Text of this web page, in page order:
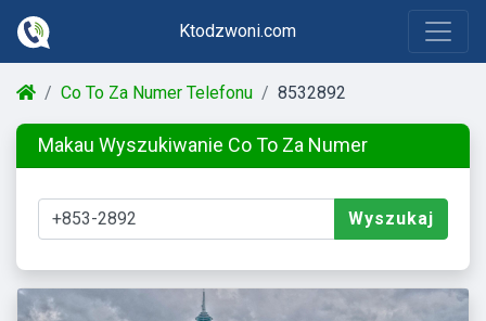
Ktodzwoni.com
Co To Za Numer Telefonu 8532892
Makau Wyszukiwanie Co To Za Numer
Wyszukaj